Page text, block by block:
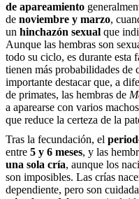
de apareamiento
de noviembre y marzo,
un hinchazón sexual que
Aunque las hembras son
todo su ciclo, es durante esta
tienen más probabilidades de
importante destacar que, a
de primates, las hembras de
a aparearse con varios
que reduce la certeza de la
Tras la fecundación, el
entre 5 y 6 meses, y las
una sola cría, aunque los
son imposibles. Las crías
dependiente, pero son